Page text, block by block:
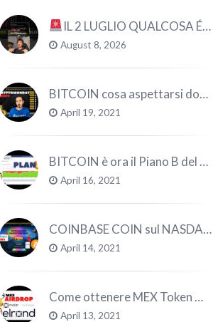
IL 2 LUGLIO QUALCOSA É CAMBIATO… #bitcoin #crypto #trading
August 8, 2026
BITCOIN cosa aspettarsi dopo il “Crollo”? – CryptoMonday NEWS w16/’21
April 19, 2021
BITCOIN è ora il Piano B del Mondo
April 16, 2021
COINBASE COIN sul NASDAQ e le CRYPTO volano!
April 14, 2021
Come ottenere MEX Token GRATIS su Elrond ?
April 13, 2021